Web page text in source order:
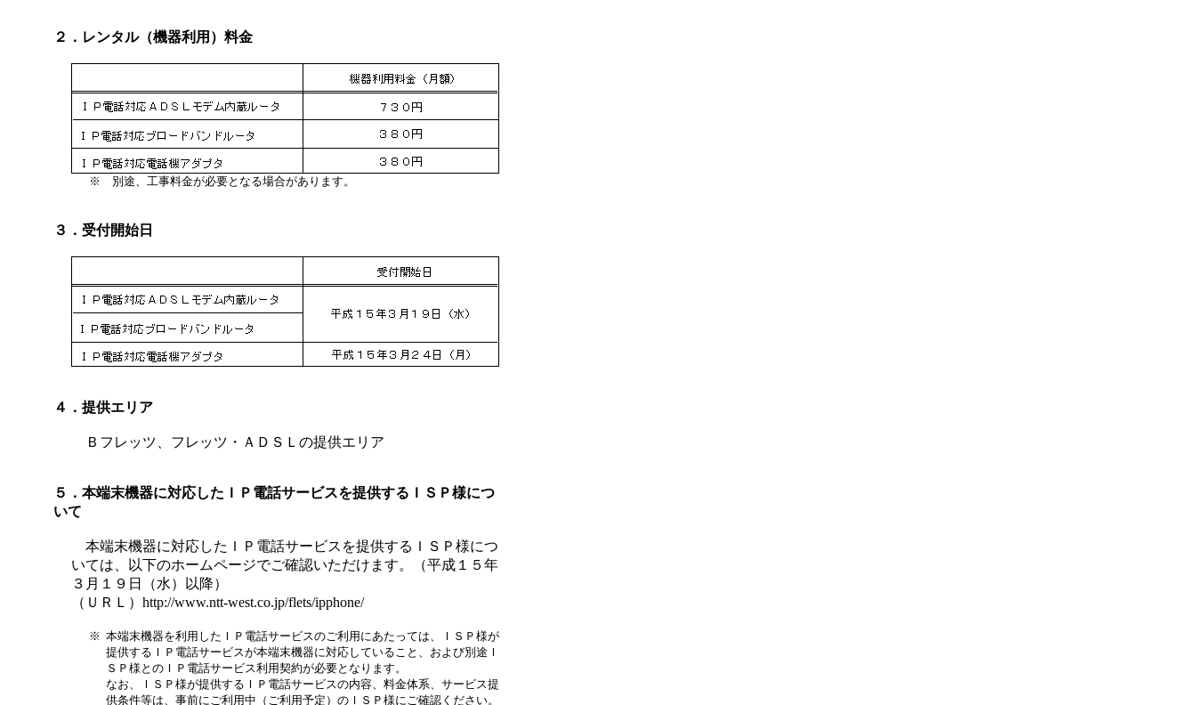
２．レンタル（機器利用）料金
※ 別途、工事料金が必要となる場合があります。
３．受付開始日
４．提供エリア
Ｂフレッツ、フレッツ・ＡＤＳＬの提供エリア
５．本端末機器に対応したＩＰ電話サービスを提供するＩＳＰ様につ
いて
本端末機器に対応したＩＰ電話サービスを提供するＩＳＰ様につ
いては、以下のホームページでご確認いただけます。（平成１５年
３月１９日（水）以降）
（ＵＲＬ）http://www.ntt-west.co.jp/flets/ipphone/
※ 本端末機器を利用したＩＰ電話サービスのご利用にあたっては、ＩＳＰ様が
提供するＩＰ電話サービスが本端末機器に対応していること、および別途Ｉ
ＳＰ様とのＩＰ電話サービス利用契約が必要となります。
なお、ＩＳＰ様が提供するＩＰ電話サービスの内容、料金体系、サービス提
供条件等は、事前にご利用中（ご利用予定）のＩＳＰ様にご確認ください。